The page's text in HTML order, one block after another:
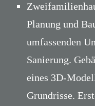
Planung und
umfassenden
Sanierung.
eines 3D-
Grundrisse.